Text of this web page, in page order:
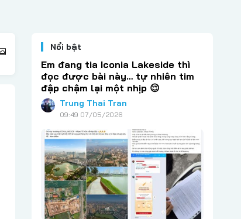
Nổi bật
Em đang tia Iconia Lakeside thì
đọc được bài này… tự nhiên tim
đập chậm lại một nhịp 😌
Trung Thai Tran
09:49 07/05/2026